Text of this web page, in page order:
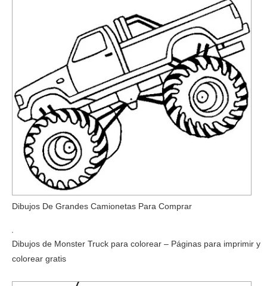
Dibujos De Grandes Camionetas Para Comprar
Dibujos de Monster Truck para colorear – Páginas para imprimir y
colorear gratis